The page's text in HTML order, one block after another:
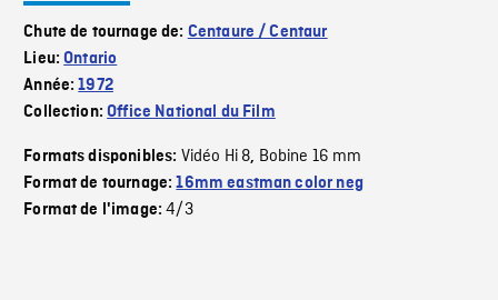
Chute de tournage de: Centaure / Centaur
Lieu:Ontario
Année:1972
Collection:Office National du Film
Formats disponibles: Vidéo Hi 8, Bobine 16 mm
Format de tournage:16mm eastman color neg
Format de l'image:4/3